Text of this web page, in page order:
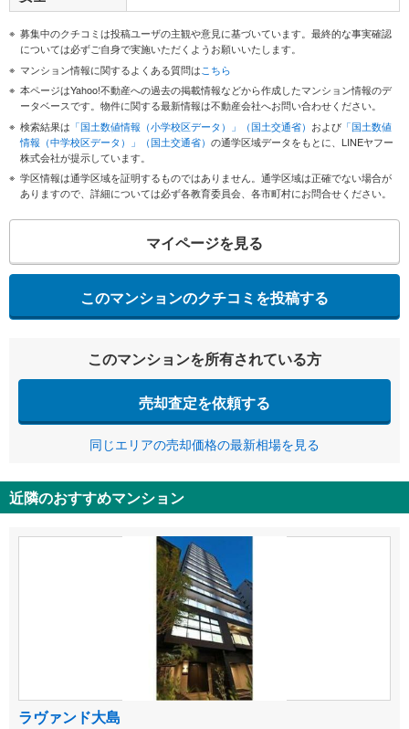
募集中のクチコミは投稿ユーザの主観や意見に基づいています。最終的な事実確認
については必ずご自身で実施いただくようお願いいたします。
マンション情報に関するよくある質問はこちら
本ページはYahoo!不動産への過去の掲載情報などから作成したマンション情報のデ
ータベースです。物件に関する最新情報は不動産会社へお問い合わせください。
検索結果は 「国土数値情報（小学校区データ）」（国土交通省） および 「国土数値
情報（中学校区データ）」（国土交通省） の通学区域データをもとに、LINEヤフー
株式会社が提示しています。
学区情報は通学区域を証明するものではありません。通学区域は正確でない場合が
ありますので、詳細については必ず各教育委員会、各市町村にお問合せください。
マイページを見る
このマンションのクチコミを投稿する
このマンションを所有されている方
売却査定を依頼する
同じエリアの売却価格の最新相場を見る
近隣のおすすめマンション
ラヴァンド大島